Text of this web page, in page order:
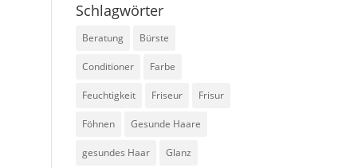
Schlagwörter
Beratung Bürste
Conditioner Farbe
Feuchtigkeit Friseur Frisur
Föhnen Gesunde Haare
gesundes Haar Glanz